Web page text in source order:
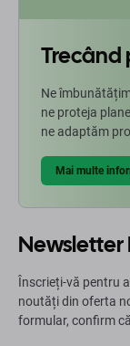
Trecând
Ne
ne proteja
ne adaptăm
Mai multe
Newsletter
Înscrieți-vă pentru
noutăți din oferta
formular, confirm